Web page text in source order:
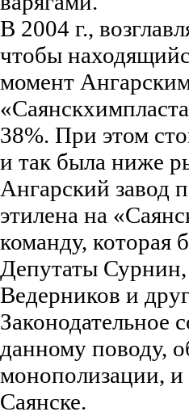
В 2004 г.,
чтобы
момент
38%. При этом
и так была ниже
Ангарский завод
этилена на
команду, которая
Депутаты
Ведерников и
Законодательное
данному поводу,
монополизации,
Саянске.